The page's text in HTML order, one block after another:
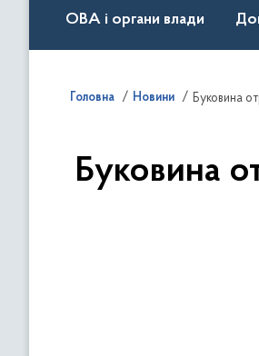
ОВА і органи влади
Головна Новини Буковина
Буковина